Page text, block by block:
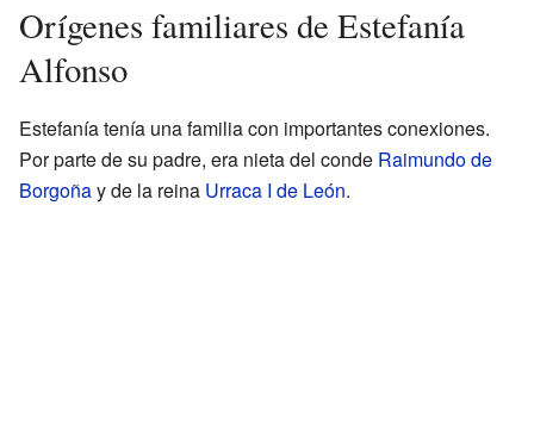
Orígenes familiares de Estefanía
Alfonso
Estefanía tenía una familia con importantes conexiones.
Por parte de su padre, era nieta del conde Raimundo de
Borgoñay de la reina Urraca I de León.